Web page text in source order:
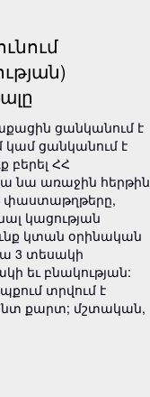
ցանկանում է
կամ ցանկանում է
բերել ՀՀ
նա առաջին հերթին
փաստաթղթերը,
կացության
կտան օրինական
3 տեսակի
եւ բնակության:
տրվում է
քարտ; մշտական,